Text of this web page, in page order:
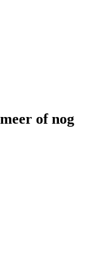
of nog